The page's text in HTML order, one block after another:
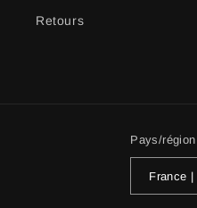
Retours
Pays/région